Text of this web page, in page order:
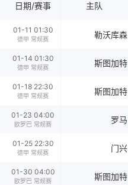
日期/赛事 主队
01-11 01:30
德甲 常规赛 勒沃库森
01-14 01:30
德甲 常规赛 斯图加特
01-18 22:30
德甲 常规赛 斯图加特
01-23 04:00
欧罗巴 常规赛 罗马
01-25 22:30
德甲 常规赛 门兴
01-30 04:00
欧罗巴 常规赛 斯图加特